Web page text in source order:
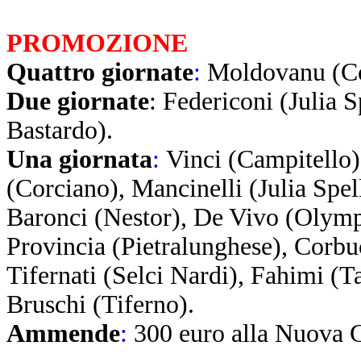
PROMOZIONE
Quattro giornate: Moldovanu
Due giornate: Federiconi (Julia
Bastardo).
Una giornata: Vinci
(Corciano), Mancinelli (Julia
Baronci (Nestor), De Vivo
Provincia (Pietralunghese),
Tifernati (Selci Nardi), Fahimi
Bruschi (Tiferno).
Ammende: 300 euro alla Nuova